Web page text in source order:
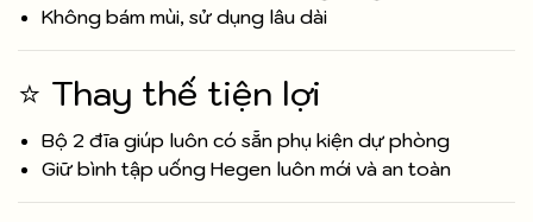
Không bám mùi, sử dụng lâu dài
⭐ Thay thế tiện lợi
Bộ 2 đĩa giúp luôn có sẵn phụ kiện dự phòng
Giữ bình tập uống Hegen luôn mới và an toàn